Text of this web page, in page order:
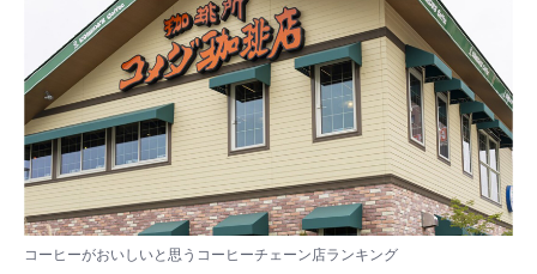
コーヒーがおいしいと思うコーヒーチェーン店ランキング